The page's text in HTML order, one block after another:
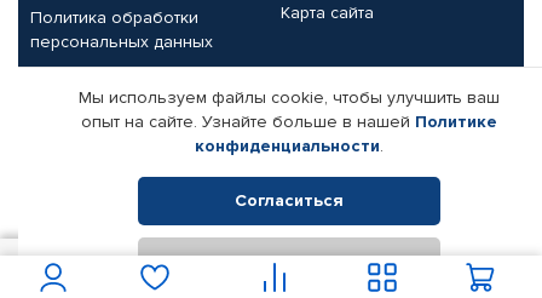
Политика обработки
персональных данных
Карта сайта
Партнерам
Корпоративным клиентам
Поставщикам
Реквизиты компании
© КАМАЗ ЦЕНТР ДОНЕЦК, 2015-2026. Все права защищены.
Интернет-магазин автомобильных товаров Автопрофи.
Мы используем файлы cookie, чтобы улучшить ваш
опыт на сайте. Узнайте больше в нашей Политике
конфиденциальности.
Согласиться
Отклонить
В корзину